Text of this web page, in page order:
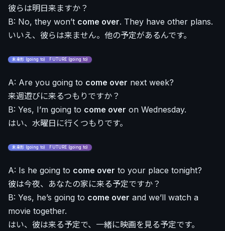
彼らは明日来ますか？
B: No, they won’t come over. They have other plans.
いいえ、彼らは来ません。他の予定があるんです。
未来形 (going to) FUTURE (going to)
A: Are you going to come over next week?
来週遊びに来るつもりですか？
B: Yes, I’m going to come over on Wednesday.
はい、水曜日に行くつもりです。
未来形 (going to) FUTURE (going to)
A: Is he going to come over to your place tonight?
彼は今夜、あなたの家に来る予定ですか？
B: Yes, he’s going to come over and we’ll watch a
movie together.
はい、彼は来る予定で、一緒に映画を見る予定です。